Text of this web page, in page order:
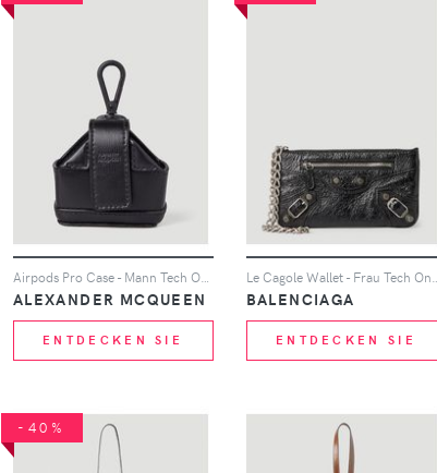
Airpods Pro Case - Mann Tech One Size
ALEXANDER MCQUEEN
ENTDECKEN SIE
BALENCIAGA
ENTDECKEN SIE
-40%